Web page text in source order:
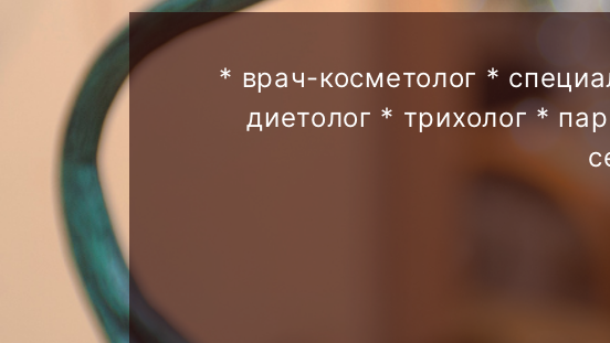
* врач-косметолог *
диетолог * трихолог *